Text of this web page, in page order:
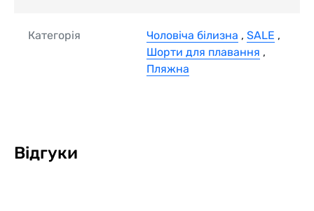
Категорія Чоловіча білизна , SALE ,
Шорти для плавання ,
Пляжна
Відгуки